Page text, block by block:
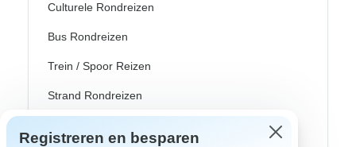
Culturele Rondreizen
Bus Rondreizen
Trein / Spoor Reizen
Strand Rondreizen
Registreren en besparen